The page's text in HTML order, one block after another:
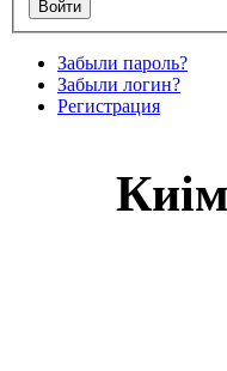
Забыли пароль?
Забыли логин?
Регистрация